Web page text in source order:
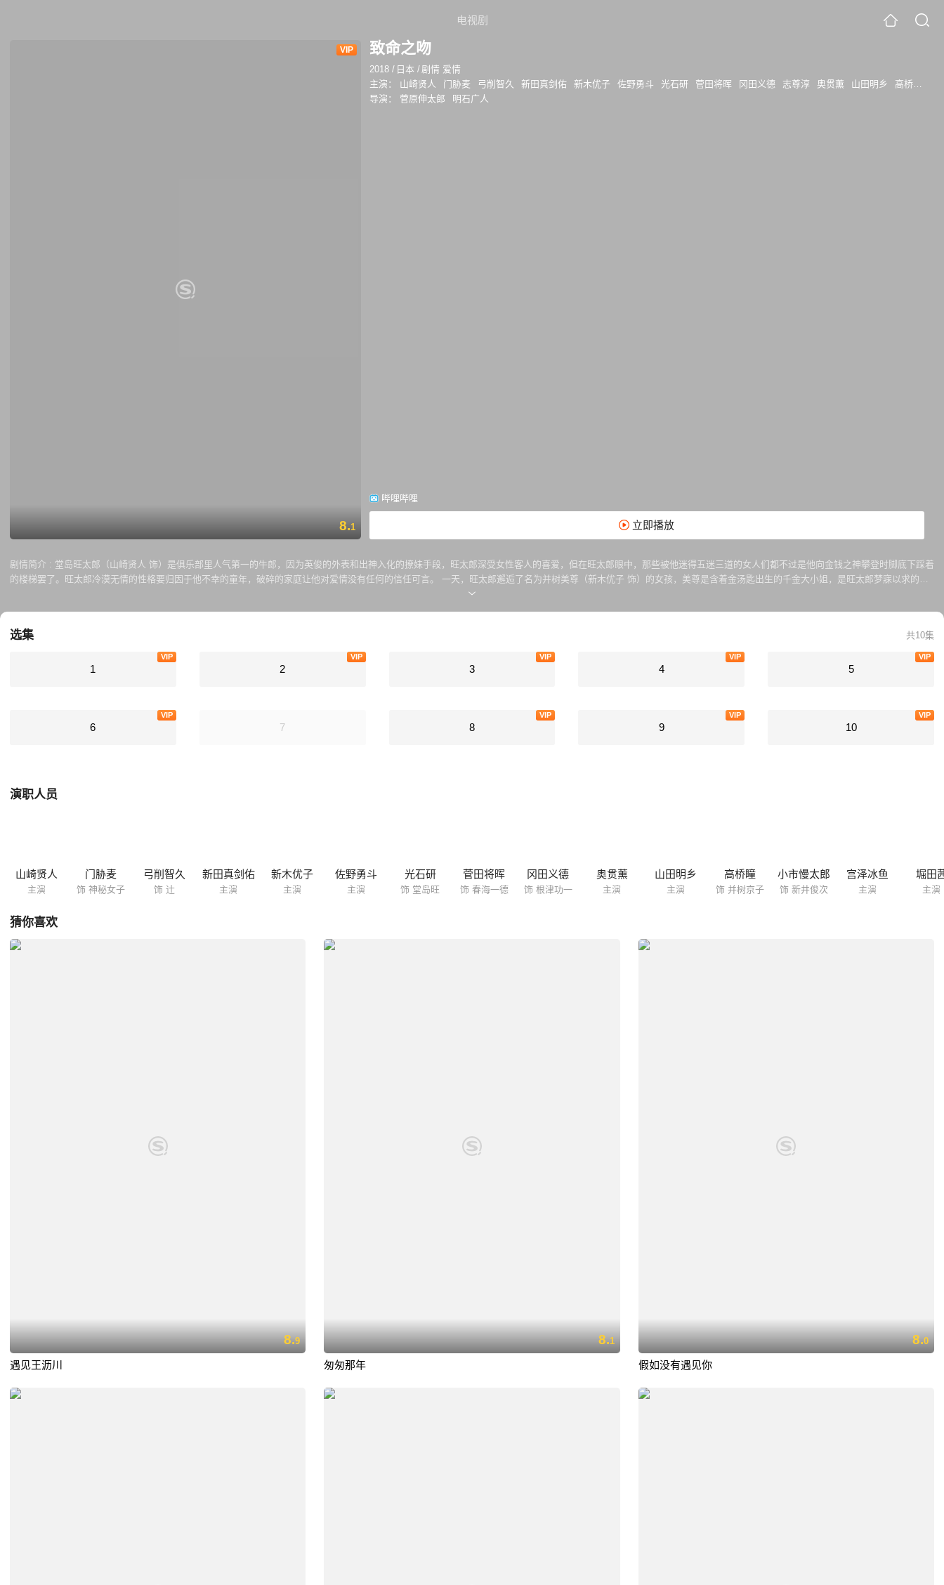
电视剧
VIP
8.1
致命之吻
2018 / 日本 /剧情 爱情
主演：
山崎贤人 门胁麦 弓削智久 新田真剑佑 新木优子 佐野勇斗 光石研 菅田将晖 冈田义德 志尊淳 奥贯薫 山田明乡 高桥瞳
导演：
菅原伸太郎 明石广人
哔哩哔哩
立即播放
剧情简介 : 堂岛旺太郎（山崎贤人 饰）是俱乐部里人气第一的牛郎，因为英俊的外表和出神入化的撩妹手段，旺太郎深受女性客人的喜爱，但在旺太郎眼中，那些被他迷得五迷三道的女人们都不过是他向金钱之神攀登时脚底下踩着
的楼梯罢了。旺太郎冷漠无情的性格要归因于他不幸的童年，破碎的家庭让他对爱情没有任何的信任可言。 一天，旺太郎邂逅了名为并树美尊（新木优子 饰）的女孩，美尊是含着金汤匙出生的千金大小姐，是旺太郎梦寐以求的摇
钱树，但正当旺太郎准备施展拳脚之时，一个神秘的女人出现在了他的面前并且吻了他，这一吻竟然夺走了他的性命，让旺太郎陷入了7天的轮回地狱之中。
选集 共10集
1
VIP
2
VIP
3
VIP
4
VIP
5
VIP
6
VIP
7 8
VIP
9
VIP
10
VIP
演职人员
山崎贤人
主演
门胁麦
饰 神秘女子
弓削智久
饰 辻
新田真剑佑
主演
新木优子
主演
佐野勇斗
主演
光石研
饰 堂岛旺
菅田将晖
饰 春海一德
冈田义德
饰 根津功一
奥贯薰
主演
山田明乡
主演
高桥瞳
饰 并树京子
小市慢太郎
饰 新井俊次
宫泽冰鱼
主演
堀田
主演
猜你喜欢
8.9
遇见王沥川
8.1
匆匆那年
8.0
假如没有遇见你